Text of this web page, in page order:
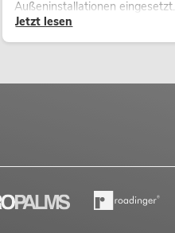
Außeninstallationen eingesetzt.
Jetzt lesen